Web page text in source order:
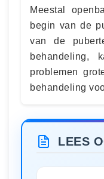
Meestal
begin van de
van de
behandeling,
problemen
behandeling
LEES